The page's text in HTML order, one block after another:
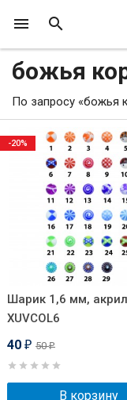
божья
По запросу «божья
Шарик 1,6 мм,
XUVCOL6
40 ₽ 50₽
В корзину
-20%